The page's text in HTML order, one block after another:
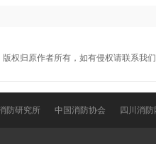
权归原作者所有，如有侵权请联系我
防研究所 中国消防协会 四川消防